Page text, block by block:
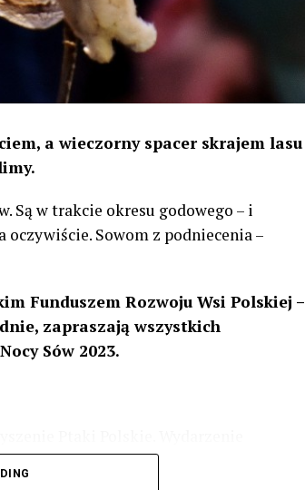
a wieczorny spacer skrajem lasu
Są w trakcie okresu godowego – i
oczywiście. Sowom z podniecenia –
Funduszem Rozwoju Wsi Polskiej –
zapraszają wszystkich
Sów 2023.
przedstawionego na